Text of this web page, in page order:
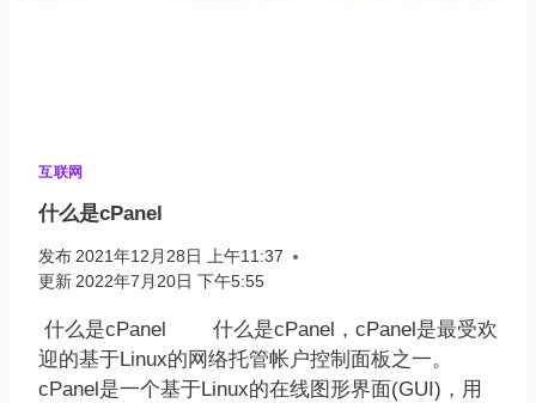
互联网
什么是cPanel
发布 2021年12月28日 上午11:37
更新 2022年7月20日 下午5:55
什么是cPanel 什么是cPanel，cPanel是最受欢
迎的基于Linux的网络托管帐户控制面板之一。
cPanel是一个基于Linux的在线图形界面(GUI)，用